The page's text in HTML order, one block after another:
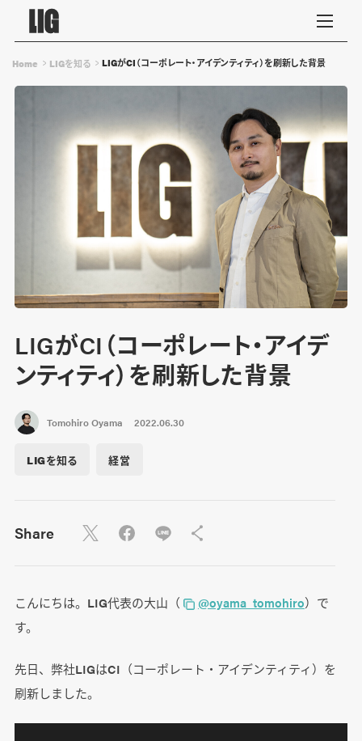
Home LIGを知る LIGがCI（コーポレート・アイデンティティ）を刷新した背景
LIGがCI（コーポレート・アイデ
ンティティ）を刷新した背景
Tomohiro Oyama 2022.06.30
LIGを知る 経営
Share
こんにちは。LIG代表の大山（ @oyama_tomohiro）で
す。
先日、弊社LIGはCI（コーポレート・アイデンティティ）を
刷新しました。